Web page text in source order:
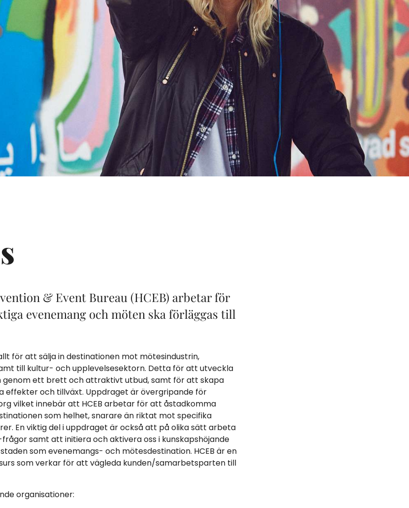
& Event Bureau (HCEB) arbetar för
evenemang och möten ska förläggas till
för att sälja in destinationen mot mötesindustrin,
till kultur- och upplevelsesektorn. Detta för att utveckla
genom ett brett och attraktivt utbud, samt för att skapa
effekter och tillväxt. Uppdraget är övergripande för
vilket innebär att HCEB arbetar för att åstadkomma
som helhet, snarare än riktat mot specifika
En viktig del i uppdraget är också att på olika sätt arbeta
samt att initiera och aktivera oss i kunskapshöjande
som evenemangs- och mötesdestination. HCEB är en
som verkar för att vägleda kunden/samarbetsparten till
organisationer: